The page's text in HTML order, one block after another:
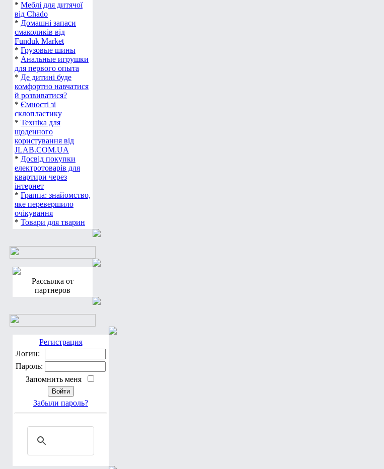
* Меблі для дитячої
від Chado
* Домашні запаси
смаколиків від
Funduk Market
* Грузовые шины
* Анальные игрушки
для первого опыта
* Де дитині буде
комфортно навчатися
й розвиватися?
* Ємності зі
склопластику
* Техніка для
щоденного
користування від
JLAB.COM.UA
* Досвід покупки
електротоварів для
квартири через
інтернет
* Граппа: знайомство,
яке перевершило
очікування
* Товари для тварин
Рассылка от
партнеров
Регистрация
Логин:
Пароль:
Запомнить меня
Забыли пароль?